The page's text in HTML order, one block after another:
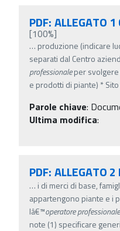
PDF: ALLEGATO
[100%]
… produzione (indicare
separati dal Centro
professionaleper svolgere
e prodotti di piante) * Sito
Parole chiave:
Ultima modifica:
PDF: ALLEGATO
… i di merci di base,
appartengono piante e i
lâ€™operatoreprofessionale
note (1) specificare